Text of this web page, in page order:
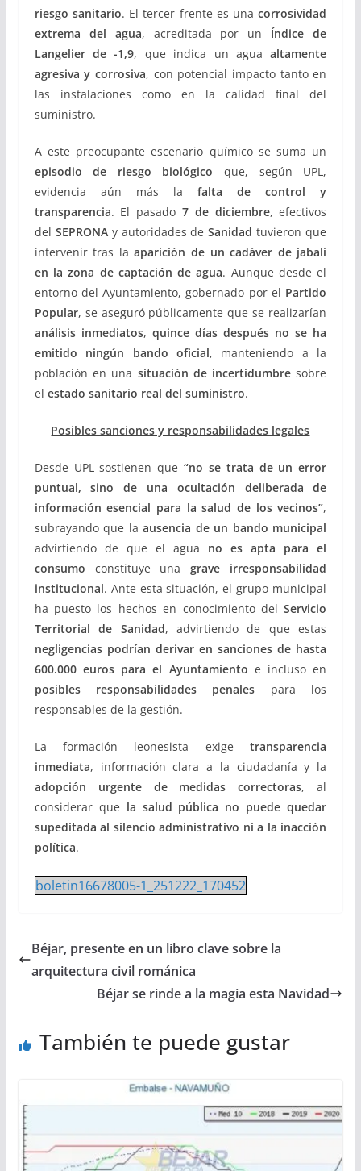
riesgo sanitario. El tercer frente es unacorrosividad
extrema del agua, acreditada por un Índice de
Langelier de -1,9, que indica un aguaaltamente
agresiva y corrosiva, con potencial impacto tanto en
las instalaciones como en la calidad final del
suministro.
A este preocupante escenario químico se suma un
episodio de riesgo biológico que, según UPL,
evidencia aún más lafalta de control y
transparencia. El pasado 7 de diciembre, efectivos
del SEPRONAy autoridades deSanidad tuvieron que
intervenir tras laaparición de un cadáver de jabalí
en la zona de captación de agua. Aunque desde el
entorno del Ayuntamiento, gobernado por el Partido
Popular, se aseguró públicamente que se realizarían
análisis inmediatos, quince días después no se ha
emitido ningún bando oficial, manteniendo a la
población en una situación de incertidumbre sobre
el estado sanitario real del suministro.
Posibles sanciones y responsabilidades legales
Desde UPL sostienen que“no se trata de un error
puntual, sino de una ocultación deliberada de
información esencial para la salud de los vecinos”,
subrayando que laausencia de un bando municipal
advirtiendo de que el agua no es apta para el
consumo constituye unagrave irresponsabilidad
institucional. Ante esta situación, el grupo municipal
ha puesto los hechos en conocimiento delServicio
Territorial de Sanidad, advirtiendo de que estas
negligencias podrían derivar en sanciones de hasta
600.000 euros para el Ayuntamiento e incluso en
posibles responsabilidades penales para los
responsables de la gestión.
La formación leonesista exigetransparencia
inmediata, información clara a la ciudadanía y la
adopción urgente de medidas correctoras, al
considerar que la salud pública no puede quedar
supeditada al silencio administrativo ni a la inacción
política.
boletin16678005-1_251222_170452
Béjar, presente en un libro clave sobre la
arquitectura civil románica
Béjar se rinde a la magia esta Navidad
También te puede gustar